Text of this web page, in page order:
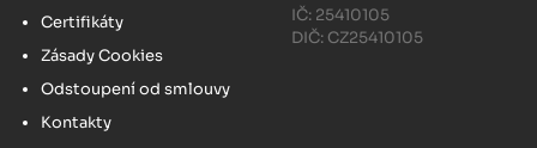
Certifikáty
Zásady Cookies
Odstoupení od smlouvy
Kontakty
IČ: 25410105
DIČ: CZ25410105